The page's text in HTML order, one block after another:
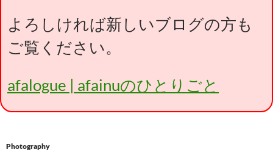
よろしければ新しいブログの方も
ご覧ください。
afalogue | afainuのひとりごと
Photography